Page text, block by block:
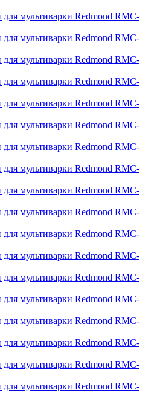
для мультиварки Redmond RMC-
для мультиварки Redmond RMC-
для мультиварки Redmond RMC-
для мультиварки Redmond RMC-
для мультиварки Redmond RMC-
для мультиварки Redmond RMC-
для мультиварки Redmond RMC-
для мультиварки Redmond RMC-
для мультиварки Redmond RMC-
для мультиварки Redmond RMC-
для мультиварки Redmond RMC-
для мультиварки Redmond RMC-
для мультиварки Redmond RMC-
для мультиварки Redmond RMC-
для мультиварки Redmond RMC-
для мультиварки Redmond RMC-
для мультиварки Redmond RMC-
для мультиварки Redmond RMC-